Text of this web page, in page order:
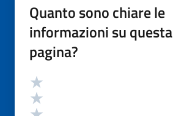
Quanto sono chiare le
informazioni su questa
pagina?
Valutazione